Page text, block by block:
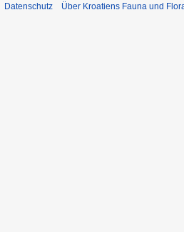
Datenschutz Über Kroatiens Fauna und